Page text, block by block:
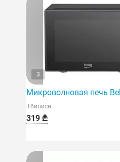
3
Микроволновая печь
Тбилиси
319 ₾